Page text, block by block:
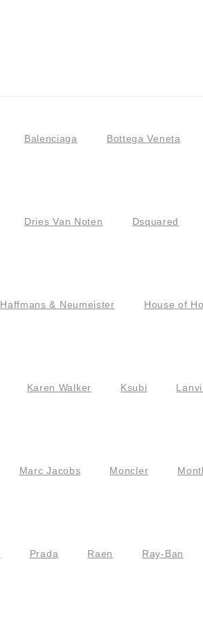
Balenciaga Bottega Veneta
Dries Van Noten Dsquared
Haffmans & Neumeister House of
Karen Walker Ksubi
Marc Jacobs Moncler
Prada Raen Ray-Ban